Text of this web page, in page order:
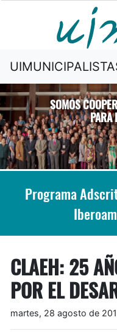
SOMOS
PARA
Previous
Programa
CLAEH: 25
POR EL
martes, 28 agosto de